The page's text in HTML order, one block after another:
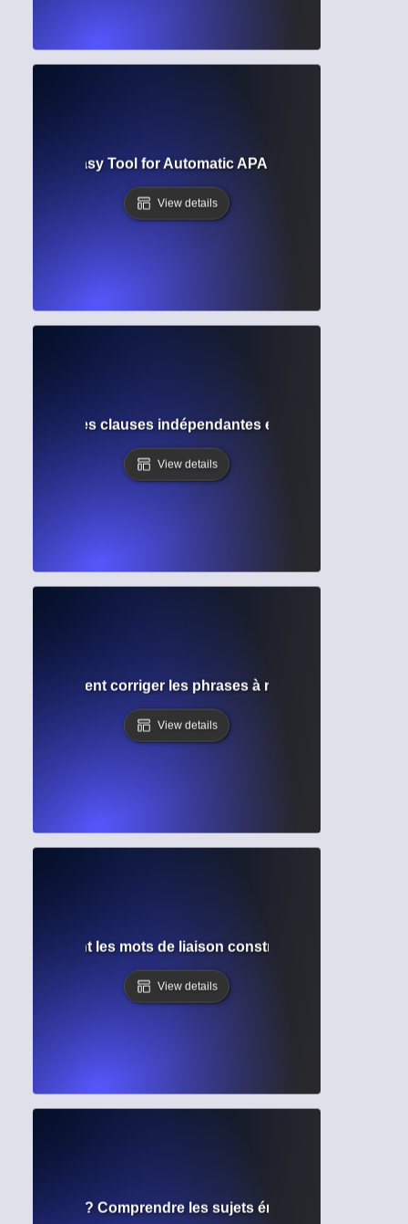
Easy Tool for Automatic APA, MLA, and Chicago
View details
les clauses indépendantes et dépendantes
View details
? Comment corriger les phrases à rallonge et
View details
? Comment les mots de liaison construisent des
View details
recherche ? Comprendre les sujets émergents et les